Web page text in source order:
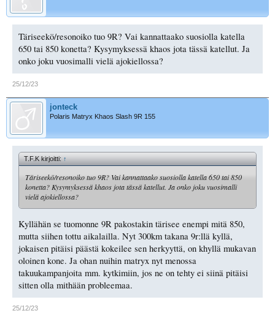
Täriseekö/resonoiko tuo 9R? Vai kannattaako suosiolla katella
650 tai 850 konetta? Kysymyksessä khaos jota tässä katellut. Ja
onko joku vuosimalli vielä ajokiellossa?
25/12/23
jonteck
Polaris Matryx Khaos Slash 9R 155
T.F.K kirjoitti:↑
Täriseekö/resonoiko tuo 9R? Vai kannattaako suosiolla katella 650 tai 850
konetta? Kysymyksessä khaos jota tässä katellut. Ja onko joku vuosimalli
vielä ajokiellossa?
Kyllähän se tuomonne 9R pakostakin tärisee enempi mitä 850,
mutta siihen tottu aikalailla. Nyt 300km takana 9r:llä kyllä,
jokaisen pitäisi päästä kokeilee sen herkyyttä, on khyllä mukavan
oloinen kone. Ja ohan nuihin matryx nyt menossa
takuukampanjoita mm. kytkimiin, jos ne on tehty ei siinä pitäisi
sitten olla mithään probleemaa.
25/12/23